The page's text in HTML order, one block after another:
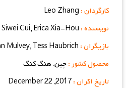
کارگردان : Leo Zhang
نویسنده :
Siwei Cui,Erica Xia-Hou
بازیگران :
Mulvey,Tess Haubrich
محصول کشور :چین, هنگ کنگ
تاریخ اکران :2017, 22 December